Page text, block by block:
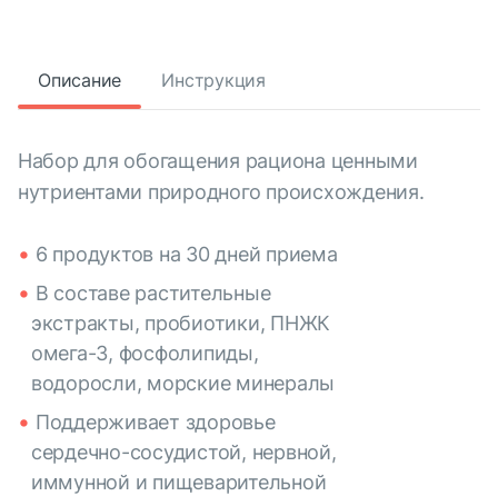
Описание Инструкция
Набор для обогащения рациона ценными
нутриентами природного происхождения.
6 продуктов на 30 дней приема
В составе растительные
экстракты, пробиотики, ПНЖК
омега-3, фосфолипиды,
водоросли, морские минералы
Поддерживает здоровье
сердечно-сосудистой, нервной,
иммунной и пищеварительной